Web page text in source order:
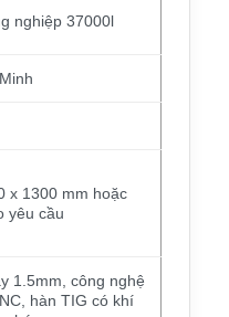
nghiệp 37000l
x 1300 mm hoặc
yêu cầu
1.5mm, công nghệ
hàn TIG có khí